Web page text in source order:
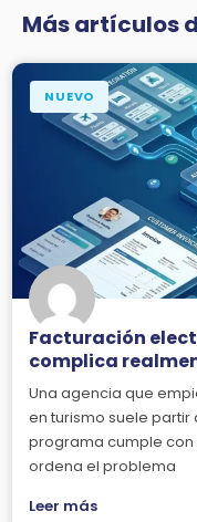
Más artículos
NUEVO
Facturación
complica
Una agencia que
en turismo suele
programa cumple con
ordena el problema
Leer más